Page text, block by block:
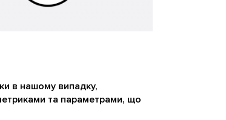
в нашому випадку,
та параметрами, що